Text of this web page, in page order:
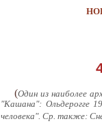
(Один из наиболее
"Кашана": Ольдерогге
человека". Ср. также: